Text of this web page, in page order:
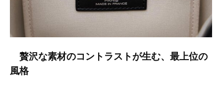
贅沢な素材のコントラストが生む、最上位の
風格